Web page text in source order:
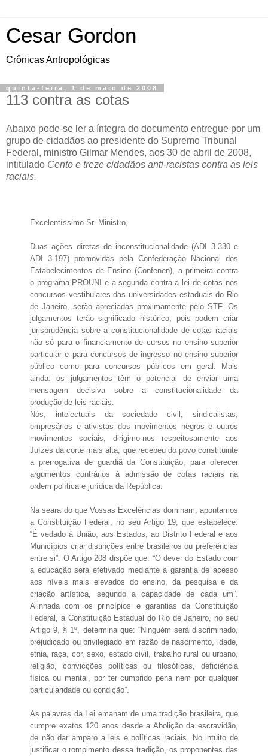
Cesar Gordon
Crônicas Antropológicas
quinta-feira, 1 de maio de 2008
113 contra as cotas
Abaixo pode-se ler a íntegra do documento entregue por um
grupo de cidadãos ao presidente do Supremo Tribunal
Federal, ministro Gilmar Mendes, aos 30 de abril de 2008,
intitulado Cento e treze cidadãos anti-racistas contra as leis
raciais.
Excelentíssimo Sr. Ministro,
Duas ações diretas de inconstitucionalidade (ADI 3.330 e
ADI 3.197) promovidas pela Confederação Nacional dos
Estabelecimentos de Ensino (Confenen), a primeira contra
o programa PROUNI e a segunda contra a lei de cotas nos
concursos vestibulares das universidades estaduais do Rio
de Janeiro, serão apreciadas proximamente pelo STF. Os
julgamentos terão significado histórico, pois podem criar
jurisprudência sobre a constitucionalidade de cotas raciais
não só para o financiamento de cursos no ensino superior
particular e para concursos de ingresso no ensino superior
público como para concursos públicos em geral. Mais
ainda: os julgamentos têm o potencial de enviar uma
mensagem decisiva sobre a constitucionalidade da
produção de leis raciais.
Nós, intelectuais da sociedade civil, sindicalistas,
empresários e ativistas dos movimentos negros e outros
movimentos sociais, dirigimo-nos respeitosamente aos
Juízes da corte mais alta, que recebeu do povo constituinte
a prerrogativa de guardiã da Constituição, para oferecer
argumentos contrários à admissão de cotas raciais na
ordem política e jurídica da República.
Na seara do que Vossas Excelências dominam, apontamos
a Constituição Federal, no seu Artigo 19, que estabelece:
“É vedado à União, aos Estados, ao Distrito Federal e aos
Municípios criar distinções entre brasileiros ou preferências
entre si”. O Artigo 208 dispõe que: “O dever do Estado com
a educação será efetivado mediante a garantia de acesso
aos níveis mais elevados do ensino, da pesquisa e da
criação artística, segundo a capacidade de cada um”.
Alinhada com os princípios e garantias da Constituição
Federal, a Constituição Estadual do Rio de Janeiro, no seu
Artigo 9, § 1º, determina que: “Ninguém será discriminado,
prejudicado ou privilegiado em razão de nascimento, idade,
etnia, raça, cor, sexo, estado civil, trabalho rural ou urbano,
religião, convicções políticas ou filosóficas, deficiência
física ou mental, por ter cumprido pena nem por qualquer
particularidade ou condição”.
As palavras da Lei emanam de uma tradição brasileira, que
cumpre exatos 120 anos desde a Abolição da escravidão,
de não dar amparo a leis e políticas raciais. No intuito de
justificar o rompimento dessa tradição, os proponentes das